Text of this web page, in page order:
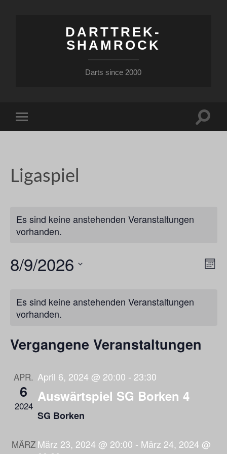
DARTTREK-
SHAMROCK
Darts since 2000
Menü
Ligaspiel
Es sind keine anstehenden Veranstaltungen
vorhanden.
Monat
8/9/2026
von
Es sind keine anstehenden Veranstaltungen
vorhanden.
Vergangene Veranstaltungen
APR.
6
2024
April 6, 2024 @ 20:00 - 23:30
Auswärtspiel SG Borken 4
SG Borken
MÄRZ März 23, 2024 @ 20:00 - März 24, 2024 @